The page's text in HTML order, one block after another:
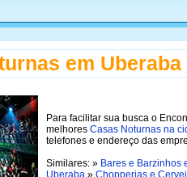
em Uberaba
Para facilitar sua busca o
melhores Casas Noturnas na
telefones e endereço das
Similares: » Bares e Barzinhos
Uberaba » Chopperias e